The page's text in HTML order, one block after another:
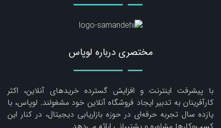
مختصری درباره لوپاس
با پیشرفت اینترنت و افزایش گسترده خریدهای آنلاین، اکثر
کارآفرینان به تدبیر ایجاد فروشگاه آنلاین خود مشغولند. لوپاس، با
یازده سال تجربه حرفه‌ای در حوزه بازاریابی دیجیتال، در کنار این